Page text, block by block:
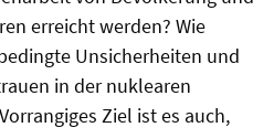
erreicht werden? Wie
Unsicherheiten und
in der nuklearen
Ziel ist es auch,